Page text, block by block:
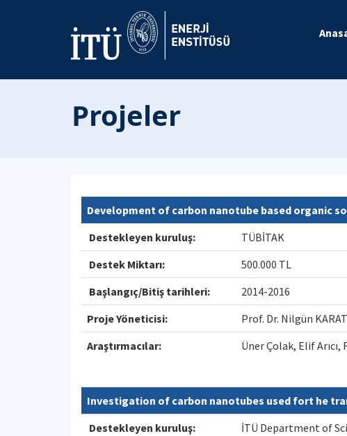
Projeler
Development of carbon nanotube based organic
Destekleyen kuruluş:
TÜBİTAK
Destek Miktarı:
500.000 TL
Başlangıç/Bitiş tarihleri:
2014-2016
Proje Yöneticisi:
Prof. Dr. Nilgün
Araştırmacılar:
Üner Çolak, Elif
Investigation of carbon nanotubes used fort he
Destekleyen kuruluş:
İTÜ Department of